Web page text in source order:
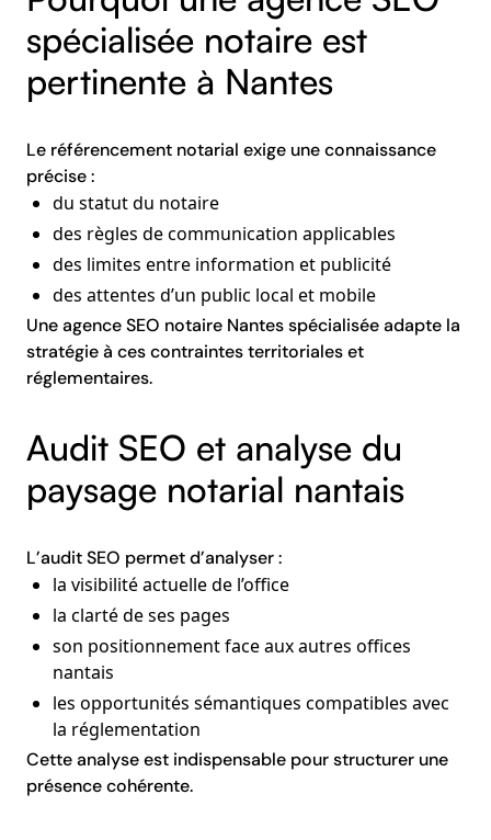
spécialisée notaire est
pertinente à Nantes
Le référencement notarial exige une connaissance
précise :
du statut du notaire
des règles de communication applicables
des limites entre information et publicité
des attentes d’un public local et mobile
Une agence SEO notaire Nantes spécialisée adapte la
stratégie à ces contraintes territoriales et
réglementaires.
Audit SEO et analyse du
paysage notarial nantais
L’audit SEO permet d’analyser :
la visibilité actuelle de l’office
la clarté de ses pages
son positionnement face aux autres offices
nantais
les opportunités sémantiques compatibles avec
la réglementation
Cette analyse est indispensable pour structurer une
présence cohérente.